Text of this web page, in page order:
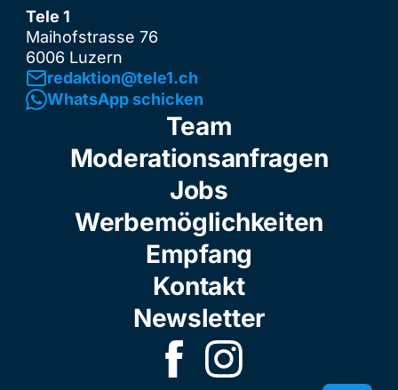
Tele 1
Maihofstrasse 76
6006 Luzern
redaktion@tele1.ch
WhatsApp schicken
Team
Moderationsanfragen
Jobs
Werbemöglichkeiten
Empfang
Kontakt
Newsletter